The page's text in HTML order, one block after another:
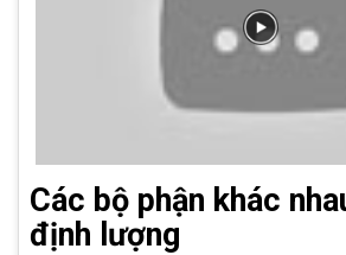
Các bộ phận khác
định lượng